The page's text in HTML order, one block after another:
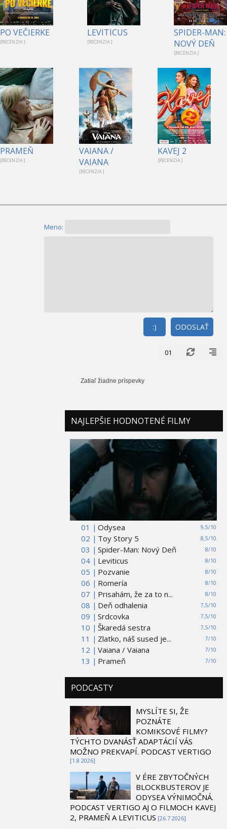
PO VEČIERKE
[RECENZIA ]
LEVITICUS
[RECENZIA ]
1
SPIDER-MAN:
NOVÝ DEŇ
[RECENZIA ]
PRAMEŇ
[RECENZIA ]
VAIANA /
VAIANA
[RECENZIA ]
KAVEJ 2
[RECENZIA ]
Meno:
ODOSLAŤ
:)
01
Zatiaľ žiadne príspevky
NAJLEPŠIE HODNOTENÉ FILMY
01 | 9,5/10
Odysea
02 |
8,5/10
Toy Story 5
03 |
8/10
Spider-Man: Nový Deň
04 |
8/10
Leviticus
05 |
8/10
Pozvanie
06 |
8/10
Romería
07 |
8/10
Prisahám, že za to n...
08 |
7,5/10
Deň odhalenia
09 |
7,5/10
Srdcovka
10 |
7,5/10
Škaredá sestra
11 |
7/10
Zlatko, náš sused je...
12 |
7/10
Vaiana / Vaiana
13 |
7/10
Prameň
PODCASTY
MYSLÍTE SI, ŽE
POZNÁTE
KOMIKSOVÉ FILMY?
TÝCHTO DVANÁSŤ ADAPTÁCIÍ VÁS
MOŽNO PREKVAPÍ. PODCAST VERTIGO
[1.8 2026]
V ÉRE ZBYTOČNÝCH
BLOCKBUSTEROV JE
ODYSEA VÝNIMOČNÁ.
PODCAST VERTIGO AJ O FILMOCH KAVEJ
2, PRAMEŇ A LEVITICUS [26.7 2026]